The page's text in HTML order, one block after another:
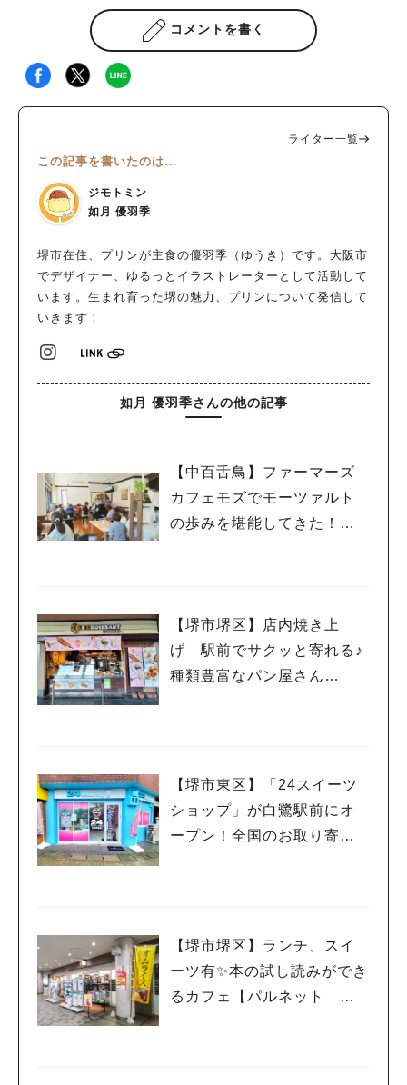
コメントを書く
ライター一覧
この記事を書いたのは…
ジモトミン
如月 優羽季
堺市在住、プリンが主食の優羽季（ゆうき）です。大阪市
でデザイナー、ゆるっとイラストレーターとして活動して
います。生まれ育った堺の魅力、プリンについて発信して
いきます！
如月 優羽季さんの他の記事
【中百舌鳥】ファーマーズ
カフェモズでモーツァルト
の歩みを堪能してきた！
【堺市堺区】店内焼き上
げ 駅前でサクッと寄れる♪
種類豊富なパン屋さん
【堺市東区】「24スイーツ
ショップ」が白鷺駅前にオ
ープン！全国のお取り寄せ
【堺市堺区】ランチ、スイ
ーツ有✨本の試し読みができ
るカフェ【パルネット 本